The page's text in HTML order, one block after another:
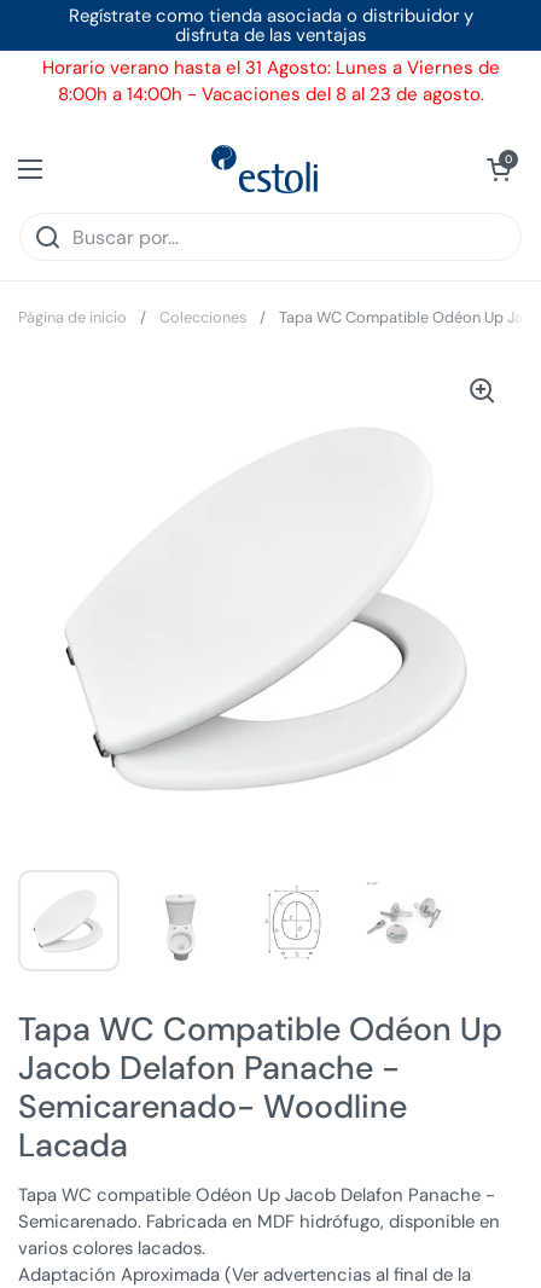
Ir al contenidoRegístrate como tienda asociada o distribuidor y
disfruta de las ventajas
Horario verano hasta el 31 Agosto: Lunes a Viernes de
8:00h a 14:00h - Vacaciones del 8 al 23 de agosto.
Abrir menú
Ver carrito
0
Página de inicio / Colecciones / Tapa WC Compatible Odéon Up
Tapa WC Compatible Odéon Up
Jacob Delafon Panache -
Semicarenado- Woodline
Lacada
Tapa WC compatible Odéon Up Jacob Delafon Panache -
Semicarenado. Fabricada en MDF hidrófugo, disponible en
varios colores lacados.
Adaptación Aproximada (Ver advertencias al final de la